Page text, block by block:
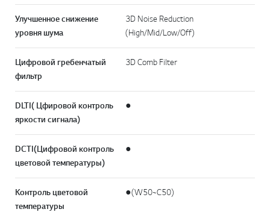
Улучшенное снижение
уровня шума
3D Noise Reduction
(High/Mid/Low/Off)
Цифровой гребенчатый
фильтр
3D Comb Filter
DLTI( Цфировой контроль
яркости сигнала)
●
DCTI(Цифровой контроль
цветовой температуры)
●
Контроль цветовой
температуры
●(W50~C50)